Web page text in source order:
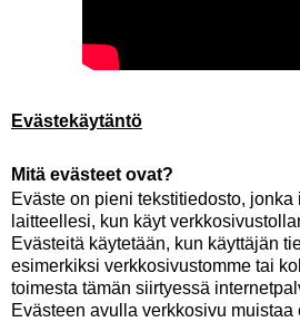
Evästekäytäntö
Mitä evästeet ovat?
Eväste on pieni tekstitiedosto,
laitteellesi, kun käyt
Evästeitä käytetään, kun käyttäjän
esimerkiksi verkkosivustomme tai
toimesta tämän siirtyessä
Evästeen avulla verkkosivu muistaa